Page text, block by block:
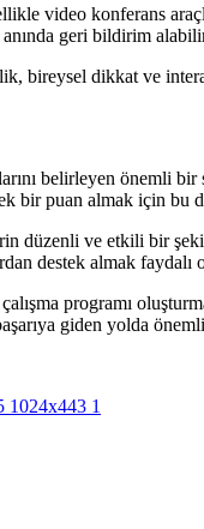
video konferans
anında geri bildirim
bireysel dikkat ve
belirleyen önemli
bir puan almak için bu
düzenli ve etkili bir
destek almak
programı
giden yolda önemli